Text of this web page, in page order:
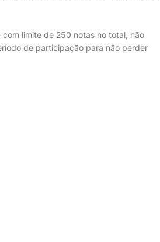
limite de 250 notas no total, não
de participação para não perder